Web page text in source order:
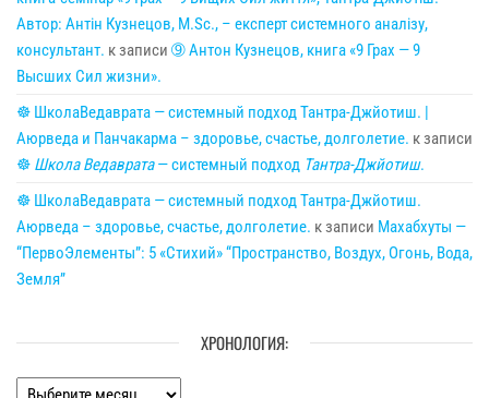
Автор: Антін Кузнецов, M.Sc., – експерт системного аналізу,
консультант. к записи ➈ Антон Кузнецов, книга «9 Грах — 9
Высших Сил жизни».
☸ ШколаВедаврата — системный подход Тантра-Джйотиш. |
Аюрведа и Панчакарма – здоровье, счастье, долголетие. к записи
☸ Школа Ведаврата— системный подход Тантра-Джйотиш.
☸ ШколаВедаврата — системный подход Тантра-Джйотиш.
Аюрведа – здоровье, счастье, долголетие. к записи Махабхуты —
“ПервоЭлементы”: 5 «Стихий» “Пространство, Воздух, Огонь, Вода,
Земля”
ХРОНОЛОГИЯ:
Хронология: